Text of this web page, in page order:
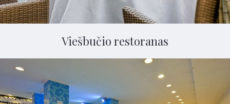
Viešbučio restoranas